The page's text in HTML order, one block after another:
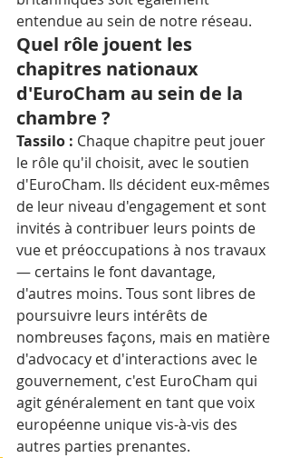
entendue au sein de notre réseau.
Quel rôle jouent les
chapitres nationaux
d'EuroCham au sein de la
chambre ?
Tassilo : Chaque chapitre peut jouer
le rôle qu'il choisit, avec le soutien
d'EuroCham. Ils décident eux-mêmes
de leur niveau d'engagement et sont
invités à contribuer leurs points de
vue et préoccupations à nos travaux
— certains le font davantage,
d'autres moins. Tous sont libres de
poursuivre leurs intérêts de
nombreuses façons, mais en matière
d'advocacy et d'interactions avec le
gouvernement, c'est EuroCham qui
agit généralement en tant que voix
européenne unique vis-à-vis des
autres parties prenantes.